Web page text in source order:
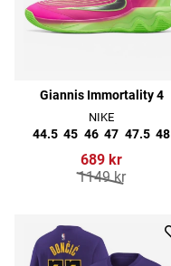
Giannis Immortality 4
NIKE
44.5 45 46 47 47.5 48
689 kr
1149 kr